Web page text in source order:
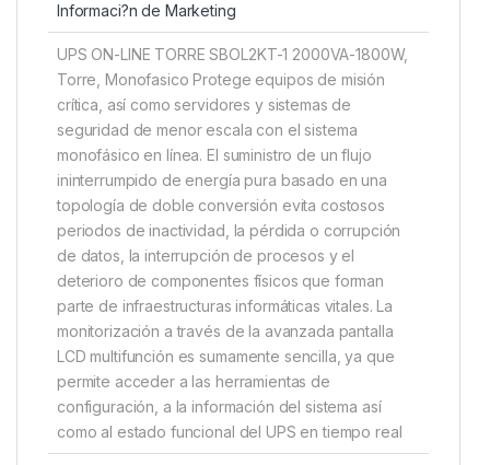
Informaci?n de Marketing
UPS ON-LINE TORRE SBOL2KT-1 2000VA-1800W,
Torre, Monofasico Protege equipos de misión
crítica, así como servidores y sistemas de
seguridad de menor escala con el sistema
monofásico en línea. El suministro de un flujo
ininterrumpido de energía pura basado en una
topología de doble conversión evita costosos
periodos de inactividad, la pérdida o corrupción
de datos, la interrupción de procesos y el
deterioro de componentes físicos que forman
parte de infraestructuras informáticas vitales. La
monitorización a través de la avanzada pantalla
LCD multifunción es sumamente sencilla, ya que
permite acceder a las herramientas de
configuración, a la información del sistema así
como al estado funcional del UPS en tiempo real